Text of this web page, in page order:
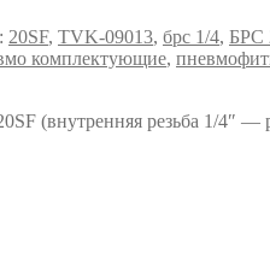
20SF, TVK-09013, брс 1/4, БРС
комплектующие,
(внутренняя резьба 1/4″